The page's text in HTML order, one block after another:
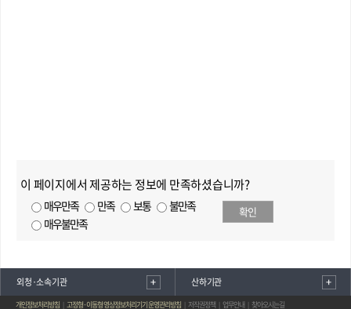
이 페이지에서 제공하는 정보에 만족하셨습니까?
매우만족 만족 보통
불만족
매우불만족
확인
외청·소속기관 산하기관
개인정보처리방침 고정형·이동형 영상정보처리기기 운영관리방침 저작권정책 업무안내 찾아오시는길